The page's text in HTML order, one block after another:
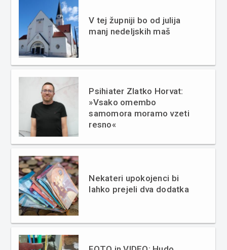
V tej župniji bo od julija
manj nedeljskih maš
Psihiater Zlatko Horvat:
»Vsako omembo
samomora moramo vzeti
resno«
Nekateri upokojenci bi
lahko prejeli dva dodatka